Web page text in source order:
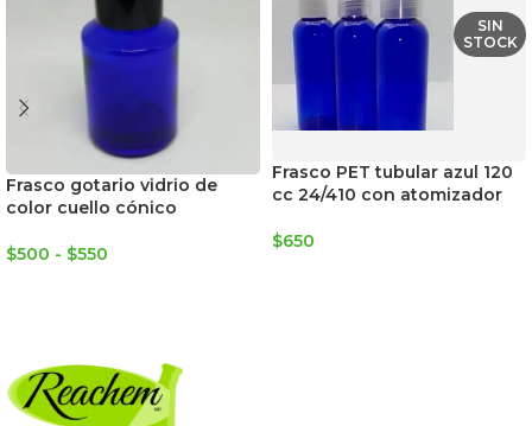
Frasco gotario vidrio de
color cuello cónico
$500 - $550
SIN
STOCK
Frasco PET tubular azul 120
cc 24/410 con atomizador
$650